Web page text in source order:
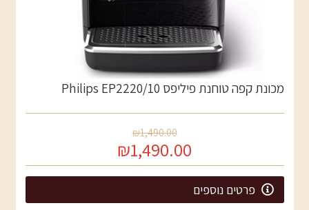
מכונת קפה טוחנת פיליפס Philips EP2220/10
₪1,490.00
₪1,490.00
פרטים נוספים